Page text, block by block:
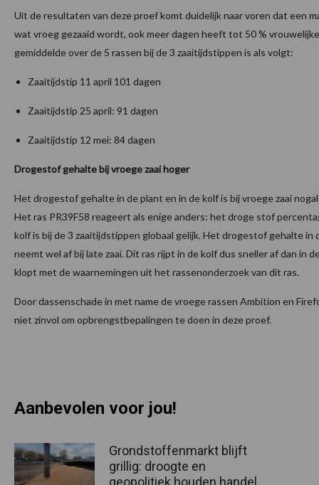
Uit de resultaten van deze proef komt duidelijk naar voren dat een
wat vroeg gezaaid wordt, ook meer dagen heeft tot 50 %
gemiddelde over de 5 rassen bij de 3 zaaitijdstippen is als volgt:
Zaaitijdstip 11 april 101 dagen
Zaaitijdstip 25 april: 91 dagen
Zaaitijdstip 12 mei: 84 dagen
Drogestof gehalte bij vroege zaai hoger
Het drogestof gehalte in de plant en in de kolf is bij vroege zaai
Het ras PR39F58 reageert als enige anders: het droge stof
kolf is bij de 3 zaaitijdstippen globaal gelijk. Het drogestof gehalte in
neemt wel af bij late zaai. Dit ras rijpt in de kolf dus sneller af dan in
klopt met de waarnemingen uit het rassenonderzoek van dit ras.
Door dassenschade in met name de vroege rassen Ambition en
niet zinvol om opbrengstbepalingen te doen in deze proef.
Aanbevolen voor jou!
Grondstoffenmarkt blijft
grillig: droogte en
geopolitiek houden handel